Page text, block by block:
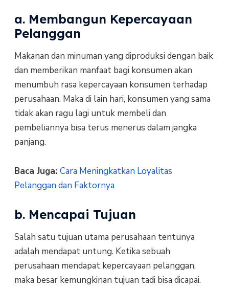
a. Membangun Kepercayaan
Pelanggan
Makanan dan minuman yang diproduksi dengan baik
dan memberikan manfaat bagi konsumen akan
menumbuh rasa kepercayaan konsumen terhadap
perusahaan. Maka di lain hari, konsumen yang sama
tidak akan ragu lagi untuk membeli dan
pembeliannya bisa terus menerus dalam jangka
panjang.
Baca Juga: Cara Meningkatkan Loyalitas
Pelanggan dan Faktornya
b. Mencapai Tujuan
Salah satu tujuan utama perusahaan tentunya
adalah mendapat untung. Ketika sebuah
perusahaan mendapat kepercayaan pelanggan,
maka besar kemungkinan tujuan tadi bisa dicapai.